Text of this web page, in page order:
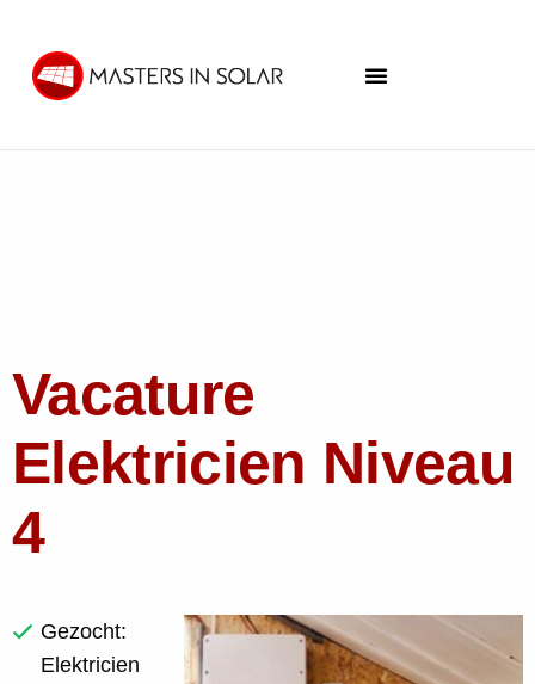
Vacature
Elektricien Niveau
4
Gezocht:
Elektricien